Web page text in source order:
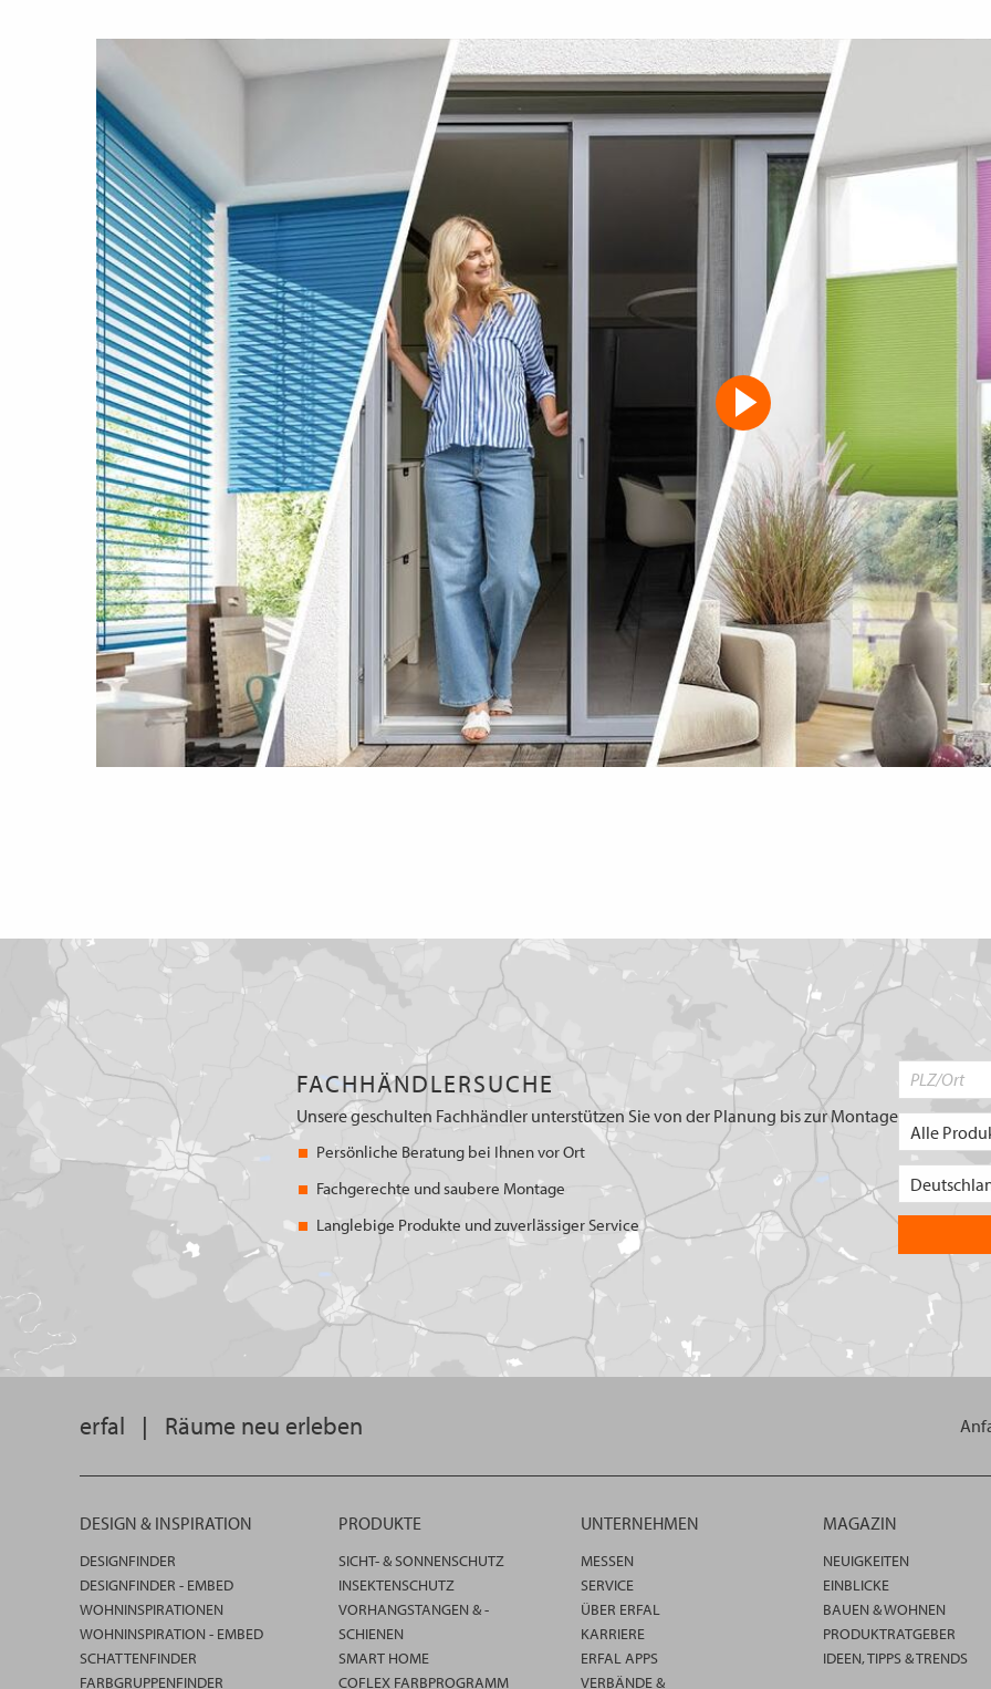
FACHHÄNDLERSUCHE
Unsere geschulten Fachhändler unterstützen Sie von der Planung bis zur Montage
Persönliche Beratung bei Ihnen vor Ort
Fachgerechte und saubere Montage
Langlebige Produkte und zuverlässiger Service
erfal | Räume neu erleben
DESIGN & INSPIRATION
DESIGNFINDER
DESIGNFINDER - EMBED
WOHNINSPIRATIONEN
WOHNINSPIRATION - EMBED
SCHATTENFINDER
FARBGRUPPENFINDER
PRODUKTE
SICHT- & SONNENSCHUTZ
INSEKTENSCHUTZ
VORHANGSTANGEN & -
SCHIENEN
SMART HOME
COFLEX FARBPROGRAMM
UNTERNEHMEN
MESSEN
SERVICE
ÜBER ERFAL
KARRIERE
ERFAL APPS
VERBÄNDE &
MAGAZIN
NEUIGKEITEN
EINBLICKE
BAUEN & WOHNEN
PRODUKTRATGEBER
IDEEN, TIPPS & TRENDS